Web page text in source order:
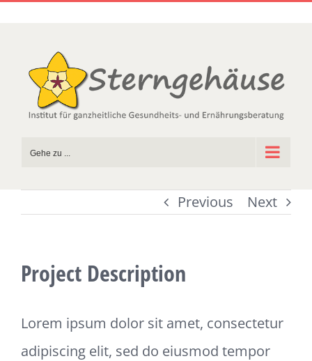
springen
Gehe zu ...
Previous Next
Project Description
Lorem ipsum dolor sit amet, consectetur
adipiscing elit, sed do eiusmod tempor